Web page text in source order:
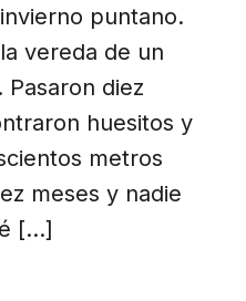
puntano.
vereda de un
diez
huesitos y
metros
meses y nadie
[…]